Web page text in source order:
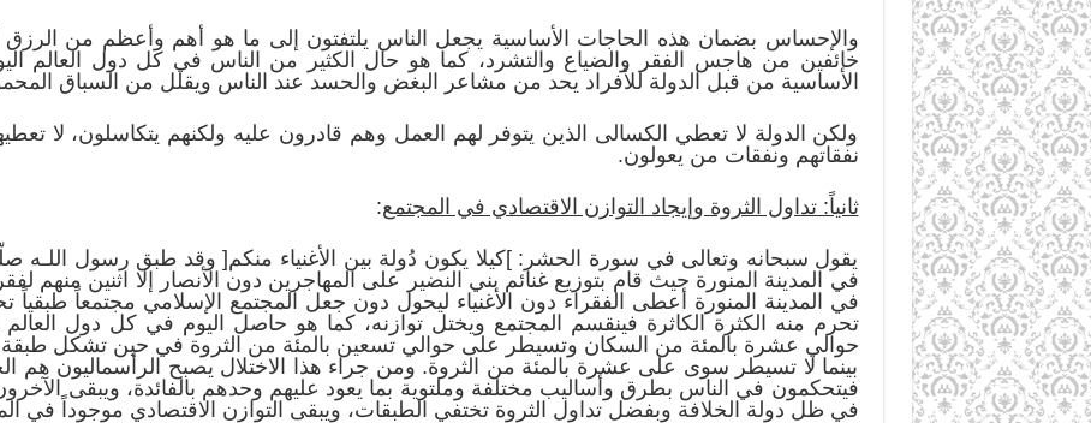
والإحساس بضمان هذه الحاجات الأساسية يجعل الناس يلتفتون إلى ما هو أهم وأعظم من الرزق
خائفين من هاجس الفقر والضياع والتشرد، كما هو حال الكثير من الناس في كل دول العالم
الأساسية من قبل الدولة للأفراد يحد من مشاعر البغض والحسد عند الناس ويقلل من السباق
ولكن الدولة لا تعطي الكسالى الذين يتوفر لهم العمل وهم قادرون عليه ولكنهم يتكاسلون، لا
نفقاتهم ونفقات من يعولون.
ثانياً: تداول الثروة وإيجاد التوازن الاقتصادي في المجتمع:
يقول سبحانه وتعالى في سورة الحشر: ]كيلا يكون دُولة بين الأغنياء منكم[ وقد طبق رسول اللـه
في المدينة المنورة حيث قام بتوزيع غنائم بني النضير على المهاجرين دون الأنصار إلا اثنين منهم
في المدينة المنورة أعطى الفقراء دون الأغنياء ليحول دون جعل المجتمع الإسلامي مجتمعاً طبقياً
تحرم منه الكثرة الكاثرة فينقسم المجتمع ويختل توازنه، كما هو حاصل اليوم في كل دول العالم
حوالي عشرة بالمئة من السكان وتسيطر على حوالي تسعين بالمئة من الثروة في حين تشكل طبقة
بينما لا تسيطر سوى على عشرة بالمئة من الثروة. ومن جراء هذا الاختلال يصبح الرأسماليون هم
فيتحكمون في الناس بطرق وأساليب مختلفة وملتوية بما يعود عليهم وحدهم بالفائدة، ويبقى
في ظل دولة الخلافة وبفضل تداول الثروة تختفي الطبقات، ويبقى التوازن الاقتصادي موجوداً في